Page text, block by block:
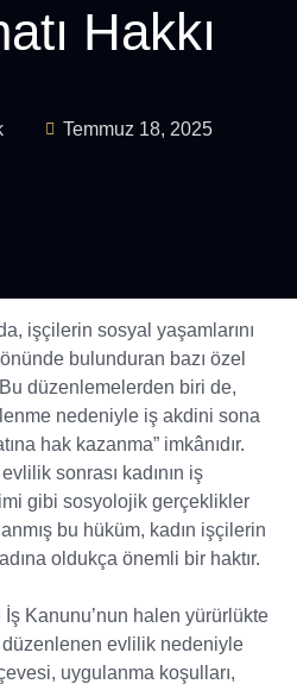
Hakkı
Temmuz 18, 2025
işçilerin sosyal yaşamlarını
bulunduran bazı özel
düzenlemelerden biri de,
nedeniyle iş akdini sona
hak kazanma” imkânıdır.
sonrası kadının iş
gibi sosyolojik gerçeklikler
bu hüküm, kadın işçilerin
oldukça önemli bir haktır.
İş Kanunu’nun halen yürürlükte
evlilik nedeniyle
uygulanma koşulları,